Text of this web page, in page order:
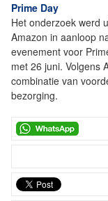
Prime Day
Het onderzoek werd
Amazon in aanloop
evenement voor
met 26 juni. Volgens
combinatie van
bezorging.